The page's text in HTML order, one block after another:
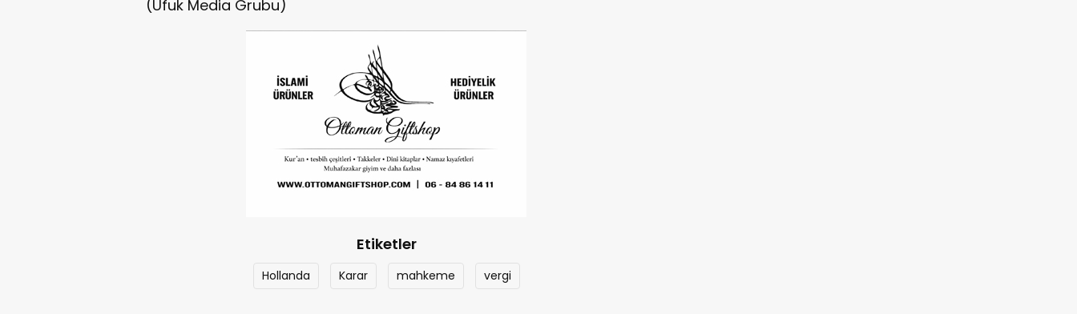
(Ufuk Media Grubu)
Etiketler
Hollanda Karar mahkeme vergi